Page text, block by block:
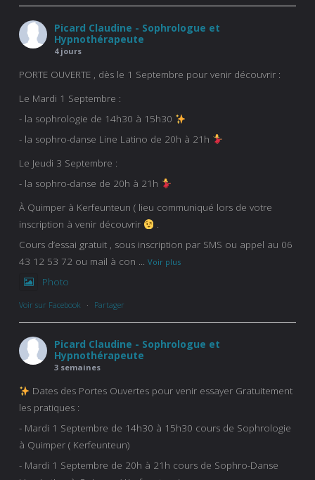
Picard Claudine - Sophrologue et
Hypnothérapeute
4 jours
PORTE OUVERTE , dès le 1 Septembre pour venir découvrir :
Le Mardi 1 Septembre :
- la sophrologie de 14h30 à 15h30
- la sophro-danse Line Latino de 20h à 21h
Le Jeudi 3 Septembre :
- la sophro-danse de 20h à 21h
À Quimper à Kerfeunteun ( lieu communiqué lors de votre
inscription à venir découvrir
.
Cours d’essai gratuit , sous inscription par SMS ou appel au 06
43 12 53 72 ou mail à con ... Voir plus
Photo
Voir sur Facebook · Partager
Picard Claudine - Sophrologue et
Hypnothérapeute
3 semaines
Dates des Portes Ouvertes pour venir essayer Gratuitement
les pratiques :
- Mardi 1 Septembre de 14h30 à 15h30 cours de Sophrologie
à Quimper ( Kerfeunteun)
- Mardi 1 Septembre de 20h à 21h cours de Sophro-Danse